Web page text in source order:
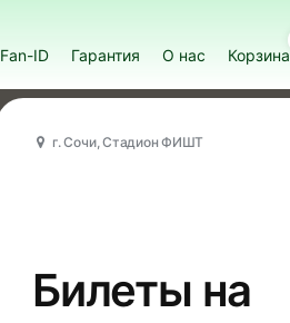
Fan-ID Гарантия О нас Корзина
г. Сочи, Стадион ФИШТ
Билеты на